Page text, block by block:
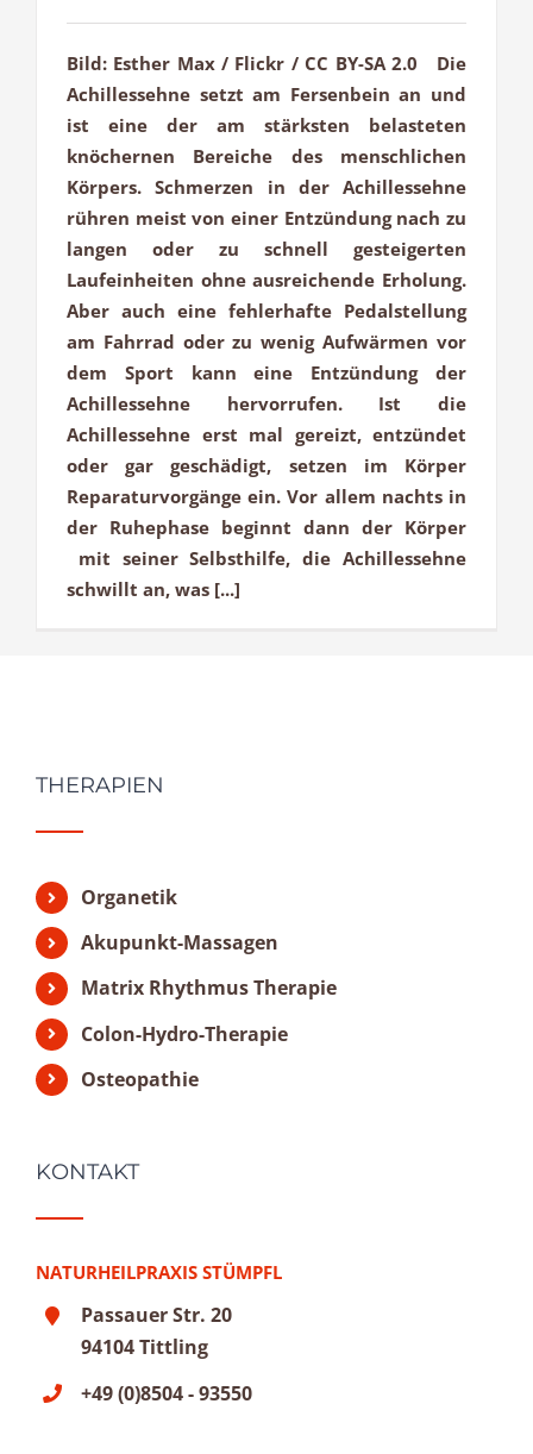
Bild: Esther Max / Flickr / CC BY-SA 2.0 Die
Achillessehne setzt am Fersenbein an und
ist eine der am stärksten belasteten
knöchernen Bereiche des menschlichen
Körpers. Schmerzen in der Achillessehne
rühren meist von einer Entzündung nach zu
langen oder zu schnell gesteigerten
Laufeinheiten ohne ausreichende Erholung.
Aber auch eine fehlerhafte Pedalstellung
am Fahrrad oder zu wenig Aufwärmen vor
dem Sport kann eine Entzündung der
Achillessehne hervorrufen. Ist die
Achillessehne erst mal gereizt, entzündet
oder gar geschädigt, setzen im Körper
Reparaturvorgänge ein. Vor allem nachts in
der Ruhephase beginnt dann der Körper
mit seiner Selbsthilfe, die Achillessehne
schwillt an, was [...]
THERAPIEN
Organetik
Akupunkt-Massagen
Matrix Rhythmus Therapie
Colon-Hydro-Therapie
Osteopathie
KONTAKT
NATURHEILPRAXIS STÜMPFL
Passauer Str. 20
94104 Tittling
+49 (0)8504 - 93550